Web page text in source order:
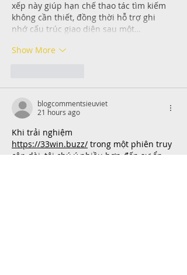
xếp này giúp hạn chế thao tác tìm kiếm
không cần thiết, đồng thời hỗ trợ ghi
nhớ cấu trúc giao diện sau một…
Show More
blogcommentsieuviet
21 hours ago
Khi trải nghiệm
https://33win.buzz/ trong một phiên truy
cập dài, tôi chú ý nhiều hơn đến sự ổn